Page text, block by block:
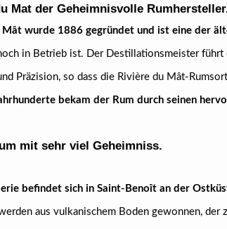
Mat der Geheimnisvolle
Mât wurde 1886 gegründet und ist eine der
in Betrieb ist. Der Destillationsmeister
Präzision, so dass die Rivière du Mât-
bekam der Rum durch seinen
mit sehr viel Geheimniss.
befindet sich in Saint-Benoît an der
aus vulkanischem Boden gewonnen, der